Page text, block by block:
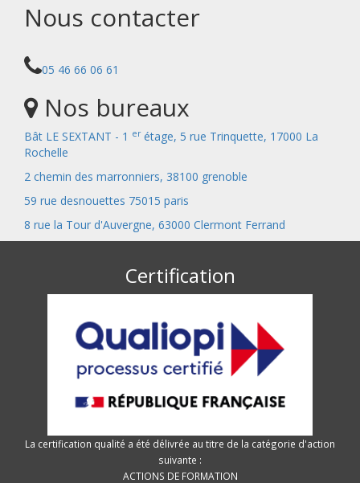
Nous contacter
05 46 66 06 61
Nos bureaux
Bât LE SEXTANT - 1 erétage, 5 rue Trinquette, 17000 La
Rochelle
2 chemin des marronniers, 38100 grenoble
59 rue desnouettes 75015 paris
8 rue la Tour d'Auvergne, 63000 Clermont Ferrand
Certification
La certification qualité a été délivrée au titre de la catégorie d'action
suivante :
ACTIONS DE FORMATION